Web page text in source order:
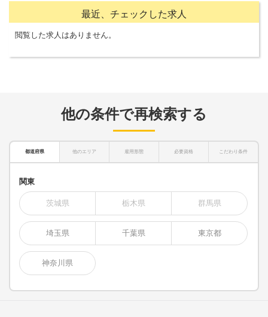
最近、チェックした求人
閲覧した求人はありません。
他の条件で再検索する
都道府県 他のエリア 雇用形態 必要資格 こだわり条件
関東
茨城県 栃木県 群馬県
埼玉県 千葉県 東京都
神奈川県